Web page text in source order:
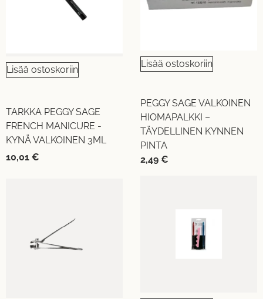
Lisää ostoskoriin
TARKKA PEGGY SAGE
FRENCH MANICURE -
KYNÄ VALKOINEN 3ML
10,01 €
Lisää ostoskoriin
PEGGY SAGE VALKOINEN
HIOMAPALKKI –
TÄYDELLINEN KYNNEN
PINTA
2,49 €